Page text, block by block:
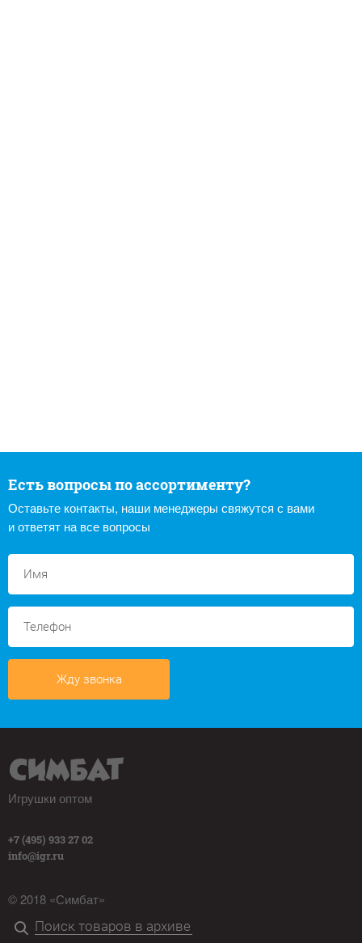
Есть вопросы по ассортименту?
Оставьте контакты, наши менеджеры свяжутся с вами
и ответят на все вопросы
Жду звонка
Игрушки оптом
+7 (495) 933 27 02
info@igr.ru
© 2018 «Симбат»